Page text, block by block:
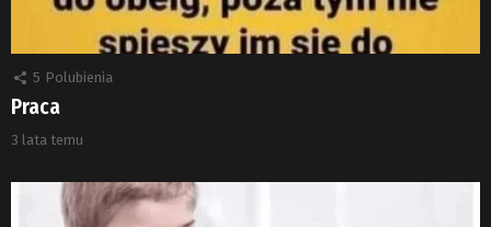
5 Polubienia
Praca
3 lata temu